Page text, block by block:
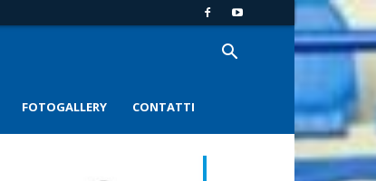
FOTOGALLERY CONTATTI